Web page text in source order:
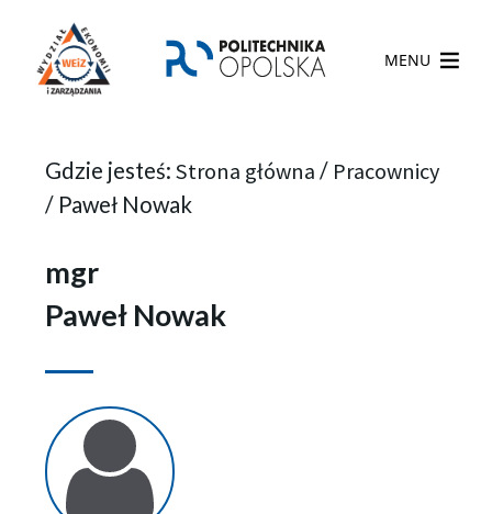
MENU
Gdzie jesteś: Strona główna / Pracownicy
/ Paweł Nowak
mgr
Paweł Nowak